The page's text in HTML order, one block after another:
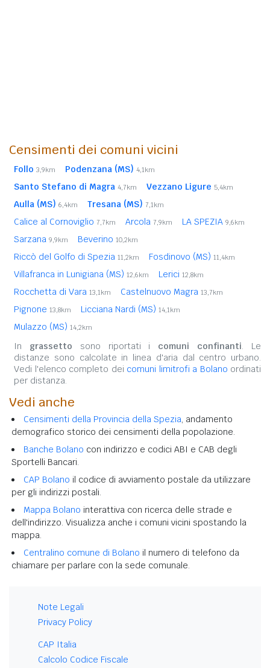
Censimenti dei comuni vicini
Follo 3,9km Podenzana (MS) 4,1km
Santo Stefano di Magra 4,7km Vezzano Ligure 5,4km
Aulla (MS) 6,4km Tresana (MS) 7,1km
Calice al Cornoviglio 7,7km Arcola 7,9km LA SPEZIA 9,6km
Sarzana 9,9km Beverino 10,2km
Riccò del Golfo di Spezia 11,2km Fosdinovo (MS) 11,4km
Villafranca in Lunigiana (MS) 12,6km Lerici 12,8km
Rocchetta di Vara 13,1km Castelnuovo Magra 13,7km
Pignone 13,8km Licciana Nardi (MS) 14,1km
Mulazzo (MS) 14,2km
In grassetto sono riportati i comuni confinanti. Le
distanze sono calcolate in linea d'aria dal centro urbano.
Vedi l'elenco completo dei comuni limitrofi a Bolano ordinati
per distanza.
Vedi anche
Censimenti della Provincia della Spezia, andamento
demografico storico dei censimenti della popolazione.
Banche Bolano con indirizzo e codici ABI e CAB degli
Sportelli Bancari.
CAP Bolano il codice di avviamento postale da utilizzare
per gli indirizzi postali.
Mappa Bolano interattiva con ricerca delle strade e
dell'indirizzo. Visualizza anche i comuni vicini spostando la
mappa.
Centralino comune di Bolano il numero di telefono da
chiamare per parlare con la sede comunale.
Note Legali
Privacy Policy
CAP Italia
Calcolo Codice Fiscale